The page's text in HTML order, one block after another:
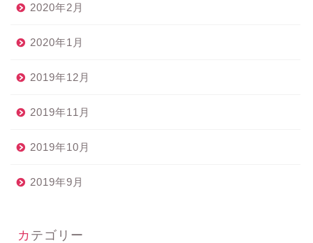
2020年2月
2020年1月
2019年12月
2019年11月
2019年10月
2019年9月
カテゴリー